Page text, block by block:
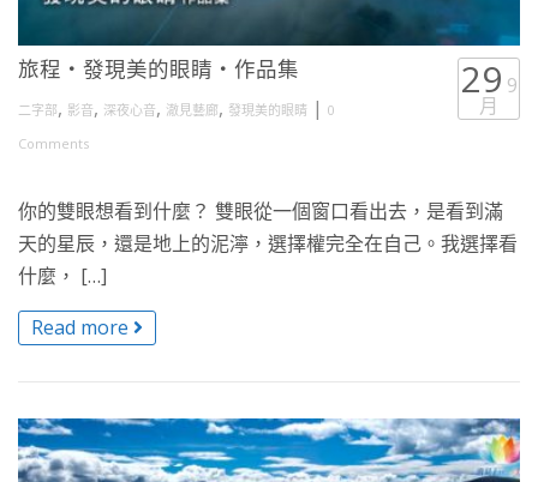
旅程・發現美的眼睛・作品集
二字部, 影音, 深夜心音, 澈見藝廊, 發現美的眼睛 | 0
Comments
29 9
月
你的雙眼想看到什麼？ 雙眼從一個窗口看出去，是看到滿
天的星辰，還是地上的泥濘，選擇權完全在自己。我選擇看
什麼， […]
Read more